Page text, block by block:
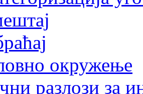
окружење
разлози за